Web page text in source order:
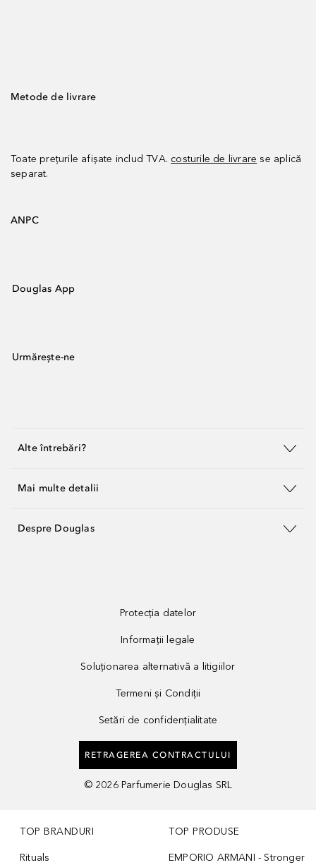
Metode de livrare
Toate prețurile afișate includ TVA. costurile de livrare se aplică
separat.
ANPC
Douglas App
Urmărește-ne
Alte întrebări?
Mai multe detalii
Despre Douglas
Protecția datelor
Informații legale
Soluționarea alternativă a litigiilor
Termeni și Condiții
Setări de confidențialitate
RETRAGEREA CONTRACTULUI
© 2026 Parfumerie Douglas SRL
TOP BRANDURI
Rituals
TOP PRODUSE
EMPORIO ARMANI - Stronger